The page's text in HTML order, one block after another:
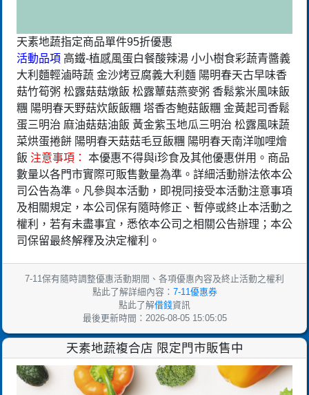
天素地蔬指定商品單件95折優惠
活動品項 高鐵-植感風蛋白餐​ 酸辣湯 小小樹食彩蔬青醬義
大利麵​ 輕滷時蔬 金沙烤豆腐義大利麵 陽明春天古早味香
菇竹筍粥 松露菇菇燉飯 松露蕈菇燕麥粥 香鬆紫米風味飯
糰 陽明春天野菇炊飯飯糰 塔香杏鮑菇飯糰 金黃起司香鬆
蛋三明治 麻油菇菇油飯 黃金紫玉地瓜三明治 松露風味蔬
菜烘蛋捲餅 陽明春天菇菇毛豆飯糰 陽明春天南洋咖哩燴
飯 注意事項： 本優惠不得與i珍食及其他優惠併用。商品
數量以各門市實際可販售數量為準。詳細活動辦法依本公
司公告為準。凡參與本活動，即視同接受本活動注意事項
及相關規定，本公司保有隨時修正、暫停或終止本活動之
權利，若有未盡事宜，悉依本公司之相關公告辦理；本公
司保留最終解釋及決定權利。
7-11保有隨時調整優惠活動期間、各項優惠內容及終止活動之權利
點此了解詳細內容： 7-11優惠券
點此了解借錢資訊
最後更新時間：2026-08-05 15:05:05
天素地蔬複合店 限定門市販售中